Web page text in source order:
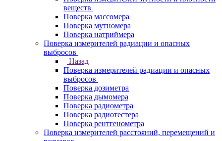
веществ
Поверка массомера
Поверка мутномера
Поверка натриймера
Поверка измерителей радиации и опасных
выбросов
Назад
Поверка измерителей радиации и опасных
выбросов
Поверка дозиметра
Поверка дымомера
Поверка радиометра
Поверка радиотестера
Поверка рентгенометра
Поверка измерителей расстояний, перемещений и